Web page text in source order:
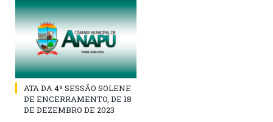
ATA DA 4ª SESSÃO SOLENE
DE ENCERRAMENTO, DE 18
DE DEZEMBRO DE 2023